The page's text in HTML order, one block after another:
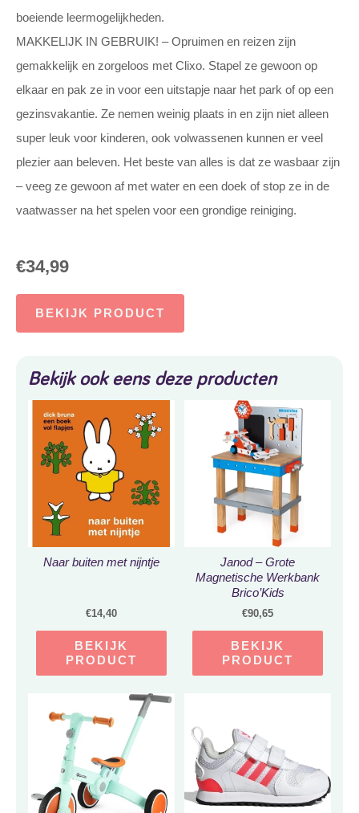
boeiende leermogelijkheden.
MAKKELIJK IN GEBRUIK! – Opruimen en reizen zijn
gemakkelijk en zorgeloos met Clixo. Stapel ze gewoon op
elkaar en pak ze in voor een uitstapje naar het park of op een
gezinsvakantie. Ze nemen weinig plaats in en zijn niet alleen
super leuk voor kinderen, ook volwassenen kunnen er veel
plezier aan beleven. Het beste van alles is dat ze wasbaar zijn
– veeg ze gewoon af met water en een doek of stop ze in de
vaatwasser na het spelen voor een grondige reiniging.
€34,99
BEKIJK PRODUCT
Bekijk ook eens deze producten
Naar buiten met nijntje
€14,40
BEKIJK
PRODUCT
Janod – Grote
Magnetische Werkbank
Brico’Kids
€90,65
BEKIJK
PRODUCT